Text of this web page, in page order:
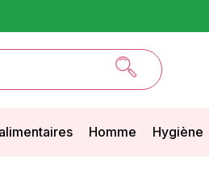
Homme Hygiène